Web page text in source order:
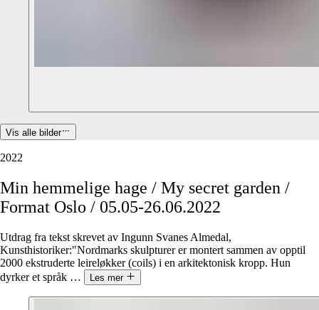
Vis alle bilder
2022
Min hemmelige hage / My secret garden /
Format Oslo / 05.05-26.06.2022
Utdrag fra tekst skrevet av Ingunn Svanes Almedal,
Kunsthistoriker:"Nordmarks skulpturer er montert sammen av opptil
2000 ekstruderte leireløkker (coils) i en arkitektonisk kropp. Hun
dyrker et språk … Les mer